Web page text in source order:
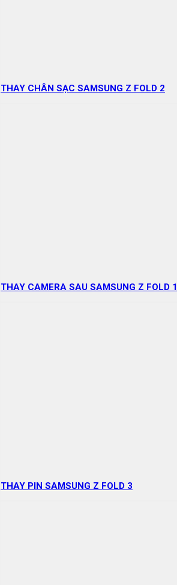
THAY CHÂN SẠC SAMSUNG Z FOLD 2
THAY CAMERA SAU SAMSUNG Z FOLD 1
THAY PIN SAMSUNG Z FOLD 3